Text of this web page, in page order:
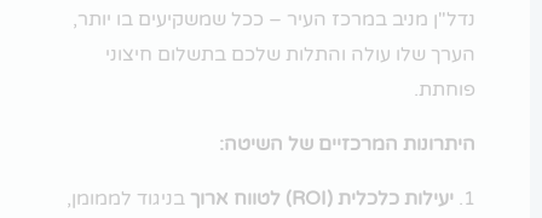
נדל"ן מניב במרכז העיר – ככל שמשקיעים בו יותר,
הערך שלו עולה והתלות שלכם בתשלום חיצוני
פוחתת.
היתרונות המרכזיים של השיטה:
יעילות כלכלית (ROI) לטווח ארוך
בניגוד לממומן,